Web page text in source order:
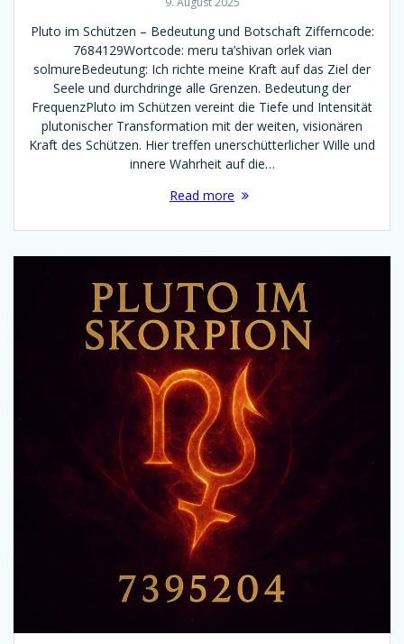
Pluto im Schützen – Bedeutung und Botschaft Zifferncode:
7684129Wortcode: meru ta’shivan orlek vian
solmureBedeutung: Ich richte meine Kraft auf das Ziel der
Seele und durchdringe alle Grenzen. Bedeutung der
FrequenzPluto im Schützen vereint die Tiefe und Intensität
plutonischer Transformation mit der weiten, visionären
Kraft des Schützen. Hier treffen unerschütterlicher Wille und
innere Wahrheit auf die…
Read more